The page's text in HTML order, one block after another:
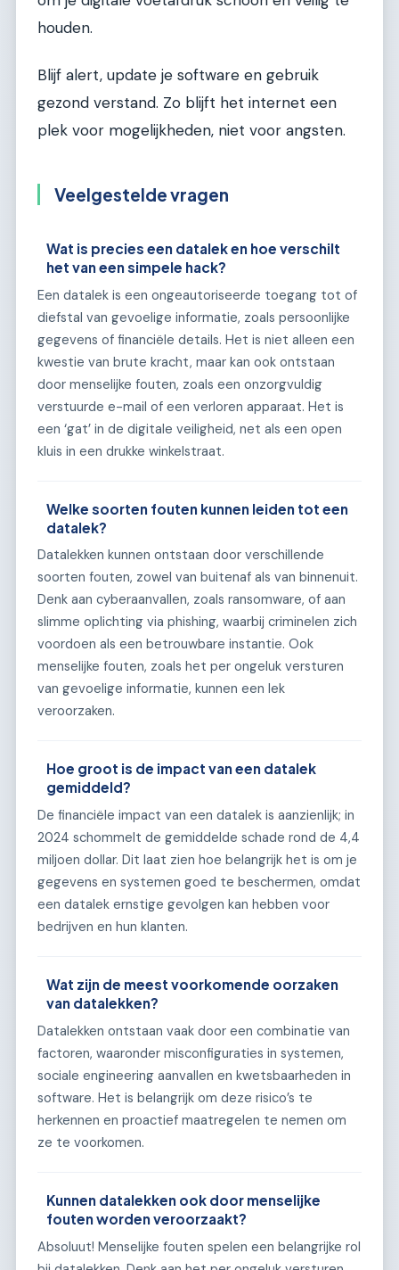
houden.
Blijf alert, update je software en gebruik
gezond verstand. Zo blijft het internet een
plek voor mogelijkheden, niet voor angsten.
Veelgestelde vragen
Wat is precies een datalek en hoe verschilt
het van een simpele hack?
Een datalek is een ongeautoriseerde toegang tot of
diefstal van gevoelige informatie, zoals persoonlijke
gegevens of financiële details. Het is niet alleen een
kwestie van brute kracht, maar kan ook ontstaan
door menselijke fouten, zoals een onzorgvuldig
verstuurde e-mail of een verloren apparaat. Het is
een ‘gat’ in de digitale veiligheid, net als een open
kluis in een drukke winkelstraat.
Welke soorten fouten kunnen leiden tot een
datalek?
Datalekken kunnen ontstaan door verschillende
soorten fouten, zowel van buitenaf als van binnenuit.
Denk aan cyberaanvallen, zoals ransomware, of aan
slimme oplichting via phishing, waarbij criminelen zich
voordoen als een betrouwbare instantie. Ook
menselijke fouten, zoals het per ongeluk versturen
van gevoelige informatie, kunnen een lek
veroorzaken.
Hoe groot is de impact van een datalek
gemiddeld?
De financiële impact van een datalek is aanzienlijk; in
2024 schommelt de gemiddelde schade rond de 4,4
miljoen dollar. Dit laat zien hoe belangrijk het is om je
gegevens en systemen goed te beschermen, omdat
een datalek ernstige gevolgen kan hebben voor
bedrijven en hun klanten.
Wat zijn de meest voorkomende oorzaken
van datalekken?
Datalekken ontstaan vaak door een combinatie van
factoren, waaronder misconfiguraties in systemen,
sociale engineering aanvallen en kwetsbaarheden in
software. Het is belangrijk om deze risico’s te
herkennen en proactief maatregelen te nemen om
ze te voorkomen.
Kunnen datalekken ook door menselijke
fouten worden veroorzaakt?
Absoluut! Menselijke fouten spelen een belangrijke rol